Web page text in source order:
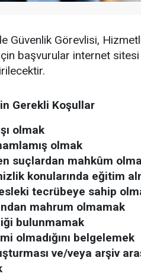
Güvenlik Görevlisi,
başvurular internet
Gerekli Koşullar
olmak
olmak
suçlardan mahkûm
konularında eğitim
tecrübeye sahip
mahrum olmamak
bulunmamak
olmadığını belgelemek
ve/veya arşiv